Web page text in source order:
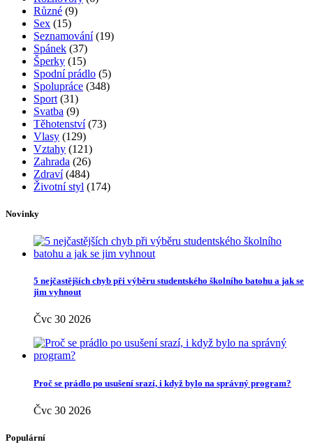
Různé (9)
Sex (15)
Seznamování(19)
Spánek (37)
Šperky (15)
Spodní prádlo (5)
Spolupráce (348)
Sport (31)
Svatba (9)
Těhotenství(73)
Vlasy (129)
Vztahy (121)
Zahrada (26)
Zdraví(484)
Životní styl (174)
Novinky
5 nejčastějších chyb při výběru studentského školního batohu a jak se
jim vyhnout
Čvc 30 2026
Proč se prádlo po usušení srazí, i když bylo na správný program?
Čvc 30 2026
Populární